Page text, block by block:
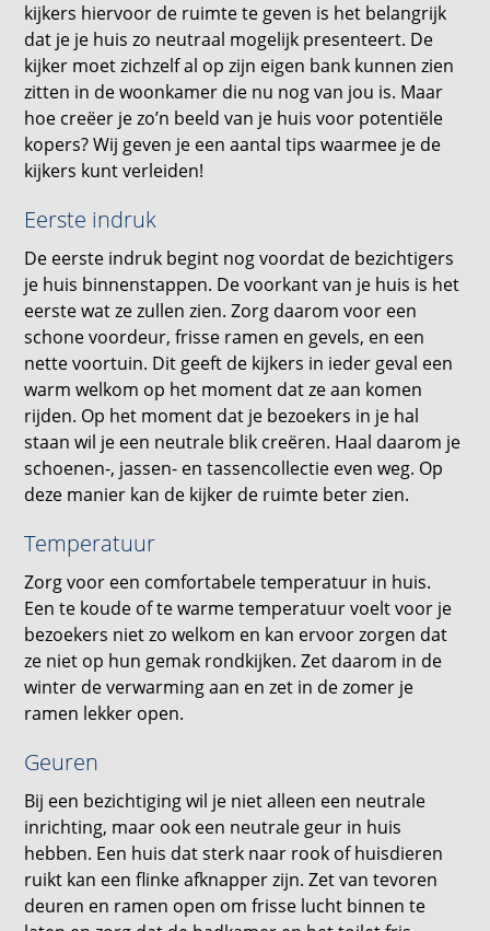
kijkers hiervoor de ruimte te geven is het belangrijk
dat je je huis zo neutraal mogelijk presenteert. De
kijker moet zichzelf al op zijn eigen bank kunnen zien
zitten in de woonkamer die nu nog van jou is. Maar
hoe creëer je zo’n beeld van je huis voor potentiële
kopers? Wij geven je een aantal tips waarmee je de
kijkers kunt verleiden!
Eerste indruk
De eerste indruk begint nog voordat de bezichtigers
je huis binnenstappen. De voorkant van je huis is het
eerste wat ze zullen zien. Zorg daarom voor een
schone voordeur, frisse ramen en gevels, en een
nette voortuin. Dit geeft de kijkers in ieder geval een
warm welkom op het moment dat ze aan komen
rijden. Op het moment dat je bezoekers in je hal
staan wil je een neutrale blik creëren. Haal daarom je
schoenen-, jassen- en tassencollectie even weg. Op
deze manier kan de kijker de ruimte beter zien.
Temperatuur
Zorg voor een comfortabele temperatuur in huis.
Een te koude of te warme temperatuur voelt voor je
bezoekers niet zo welkom en kan ervoor zorgen dat
ze niet op hun gemak rondkijken. Zet daarom in de
winter de verwarming aan en zet in de zomer je
ramen lekker open.
Geuren
Bij een bezichtiging wil je niet alleen een neutrale
inrichting, maar ook een neutrale geur in huis
hebben. Een huis dat sterk naar rook of huisdieren
ruikt kan een flinke afknapper zijn. Zet van tevoren
deuren en ramen open om frisse lucht binnen te